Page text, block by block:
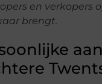
en verkopers
brengt.